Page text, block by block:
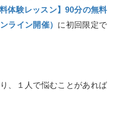
料体験レッスン】90分の無料
ライン開催） に初回限定で
、１人で悩むことがあれば